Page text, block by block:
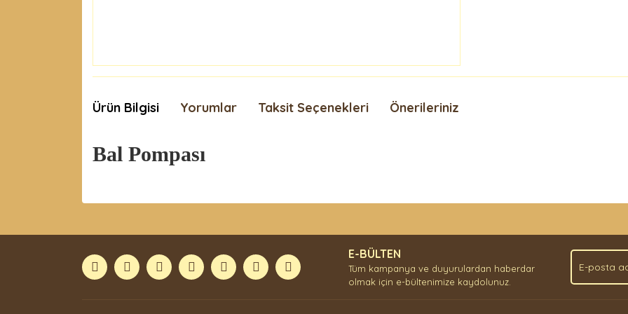
Ürün Bilgisi Yorumlar Taksit Seçenekleri Önerileriniz
Bal Pompası
Ürün açıklamasında eksik bilgiler bulunuyor.
E-BÜLTEN
Tüm kampanya ve duyurulardan haberdar
olmak için e-bültenimize kaydolunuz.